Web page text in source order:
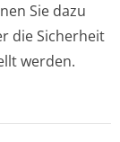
Sie dazu
die Sicherheit
werden.